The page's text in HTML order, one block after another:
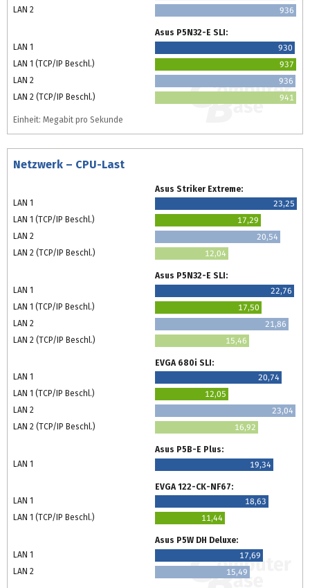
LAN 2
936
Asus P5N32-E SLI:
LAN 1
930
LAN 1 (TCP/IP Beschl.)
937
LAN 2
936
LAN 2 (TCP/IP Beschl.)
941
Einheit: Megabit pro Sekunde
Netzwerk – CPU-Last
Asus Striker Extreme:
LAN 1
23,25
LAN 1 (TCP/IP Beschl.)
17,29
LAN 2
20,54
LAN 2 (TCP/IP Beschl.)
12,04
Asus P5N32-E SLI:
LAN 1
22,76
LAN 1 (TCP/IP Beschl.)
17,50
LAN 2
21,86
LAN 2 (TCP/IP Beschl.)
15,46
EVGA 680i SLI:
LAN 1
20,74
LAN 1 (TCP/IP Beschl.)
12,05
LAN 2
23,04
LAN 2 (TCP/IP Beschl.)
16,92
Asus P5B-E Plus:
LAN 1
19,34
EVGA 122-CK-NF67:
LAN 1
18,63
LAN 1 (TCP/IP Beschl.)
11,44
Asus P5W DH Deluxe:
LAN 1
17,69
LAN 2
15,49